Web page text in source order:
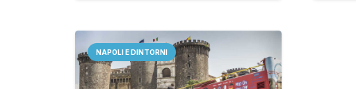
NAPOLI E DINTORNI